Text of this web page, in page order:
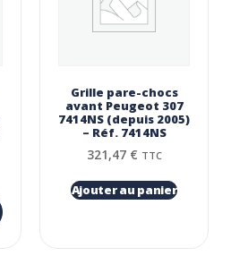
Grille pare-chocs
avant Peugeot 307
7414NS (depuis 2005)
– Réf. 7414NS
321,47 € TTC
Ajouter au panier